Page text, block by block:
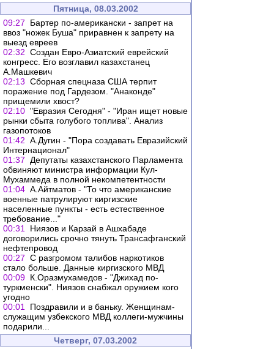
Пятница, 08.03.2002
09:27
Бартер по-американски - запрет на
ввоз "ножек Буша" приравнен к запрету на
выезд евреев
02:32 Создан Евро-Азиатский еврейский
конгресс. Его возглавил казахстанец
А.Машкевич
02:13 Сборная спецназа США терпит
поражение под Гардезом. "Анаконде"
прищемили хвост?
02:10 "Евразия Сегодня" - "Иран ищет новые
рынки сбыта голубого топлива". Анализ
газопотоков
01:42 А.Дугин - "Пора создавать Евразийский
Интернационал"
01:37
Депутаты казахстанского Парламента
обвиняют министра информации Кул-
Мухаммеда в полной некомпетентности
01:04 А.Айтматов - "То что американские
военные патрулируют киргизские
населенные пункты - есть естественное
требование..."
00:31
Ниязов и Карзай в Ашхабаде
договорились срочно тянуть Трансафганский
нефтепровод
00:27 С разгромом талибов наркотиков
стало больше. Данные киргизского МВД
00:09 К.Оразмухамедов - "Джихад по-
туркменски". Ниязов снабжал оружием кого
угодно
00:01
Поздравили и в баньку. Женщинам-
служащим узбекского МВД коллеги-мужчины
подарили...
Четверг, 07.03.2002